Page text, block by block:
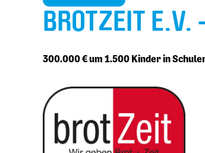
BROTZEIT E.V.
300.000 € um 1.500 Kinder in